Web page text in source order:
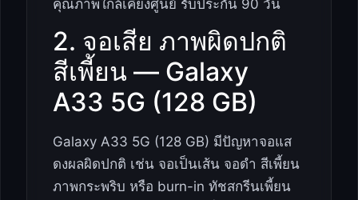
คุณภาพใกล้เคียงศูนย์ รับประกัน 90 วัน
2. จอเสีย ภาพผิดปกติ
สีเพี้ยน — Galaxy
A33 5G (128 GB)
Galaxy A33 5G (128 GB) มีปัญหาจอแส
ดงผลผิดปกติ เช่น จอเป็นเส้น จอดำ สีเพี้ยน
ภาพกระพริบ หรือ burn-in ทัชสกรีนเพี้ยน